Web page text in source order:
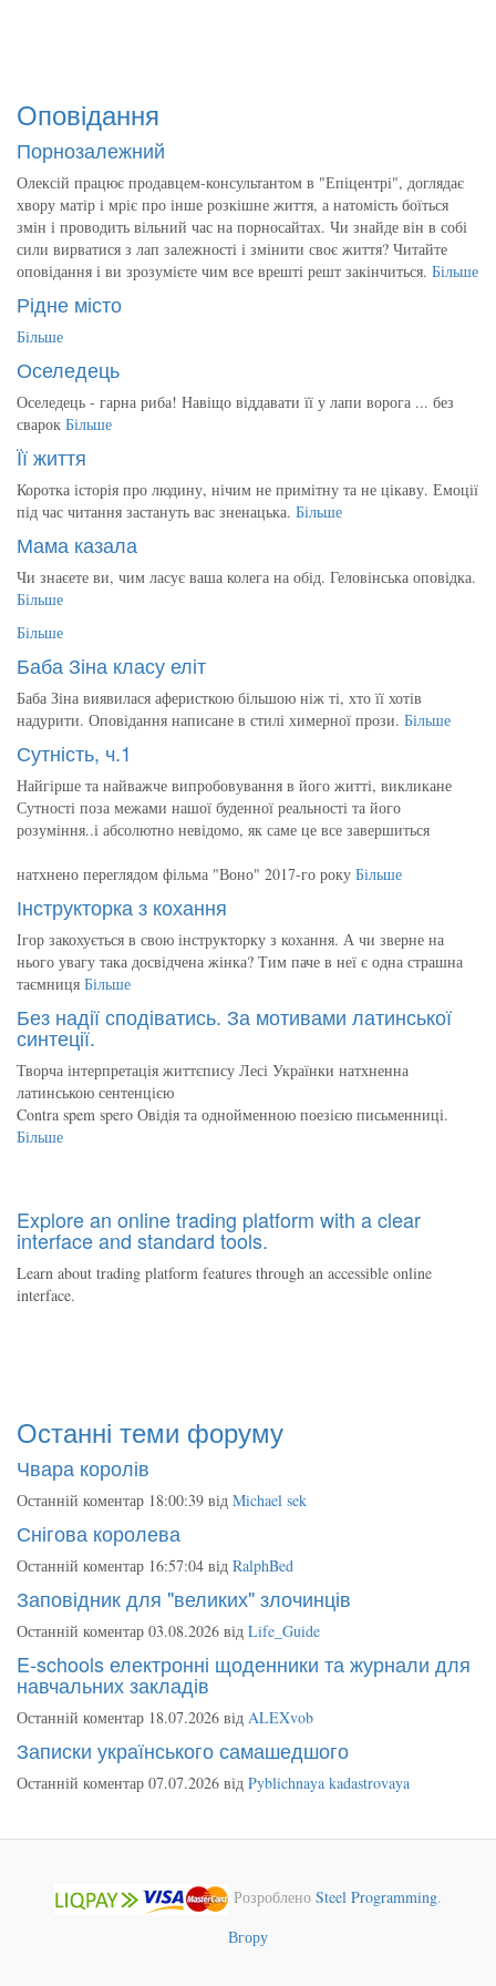
Оповідання
Порнозалежний
Олексій працює продавцем-консультантом в "Епіцентрі", доглядає
хвору матір і мріє про інше розкішне життя, а натомість боїться
змін і проводить вільний час на порносайтах. Чи знайде він в собі
сили вирватися з лап залежності і змінити своє життя? Читайте
оповідання і ви зрозумієте чим все врешті решт закінчиться. Більше
Рідне місто
Більше
Оселедець
Оселедець - гарна риба! Навіщо віддавати її у лапи ворога ... без
сварок Більше
Її життя
Коротка історія про людину, нічим не примітну та не цікаву. Емоції
під час читання застануть вас зненацька. Більше
Мама казала
Чи знаєете ви, чим ласує ваша колега на обід. Геловінська оповідка.
Більше
Більше
Баба Зіна класу еліт
Баба Зіна виявилася аферисткою більшою ніж ті, хто її хотів
надурити. Оповідання написане в стилі химерної прози. Більше
Сутність, ч.1
Найгірше та найважче випробовування в його житті, викликане
Сутності поза межами нашої буденної реальності та його
розуміння..і абсолютно невідомо, як саме це все завершиться
натхнено переглядом фільма "Воно" 2017-го року Більше
Інструкторка з кохання
Ігор закохується в свою інструкторку з кохання. А чи зверне на
нього увагу така досвідчена жінка? Тим паче в неї є одна страшна
таємниця Більше
Без надії сподіватись. За мотивами латинської
синтеції.
Творча інтерпретація життєпису Лесі Українки натхненна
латинською сентенцією
Contra spem spero Овідія та однойменною поезією письменниці.
Більше
Explore an online trading platform with a clear
interface and standard tools.
Learn about trading platform features through an accessible online
interface.
Останні теми форуму
Чвара королів
Останній коментар 18:00:39 від Michael sek
Снігова королева
Останній коментар 16:57:04 від RalphBed
Заповідник для "великих" злочинців
Останній коментар 03.08.2026 від Life_Guide
E-schools електронні щоденники та журнали для
навчальних закладів
Останній коментар 18.07.2026 від ALEXvob
Записки українського самашедшого
Останній коментар 07.07.2026 від Pyblichnaya kadastrovaya
Розроблено Steel Programming.
Вгору